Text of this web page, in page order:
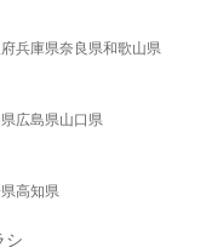
兵庫県奈良県和歌山県
広島県山口県
高知県
シ